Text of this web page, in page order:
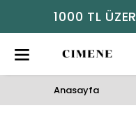
1000 TL
Anasayfa